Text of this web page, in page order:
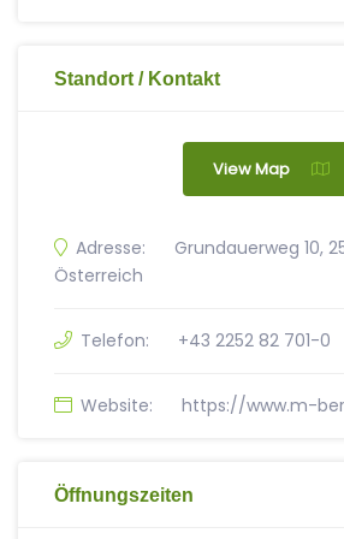
Standort / Kontakt
View Map
Adresse:
Grundauerweg 10,
Österreich
Telefon: +43 2252 82 701-0
Website: https://www.m-
Öffnungszeiten